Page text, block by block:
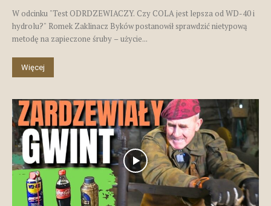
W odcinku "Test ODRDZEWIACZY. Czy COLA jest lepsza od WD-40 i
hydrolu?" Romek Zaklinacz Byków postanowił sprawdzić nietypową
metodę na zapieczone śruby – użycie...
Więcej